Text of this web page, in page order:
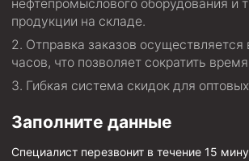
Перья гидромониторные
Пауки механические
Желонки
нефтепромыслового оборудования и
продукции на складе.
Отправка заказов осуществляется
часов, что позволяет сократить
Гибкая система скидок для
Заполните данные
Специалист перезвонит в течение 15